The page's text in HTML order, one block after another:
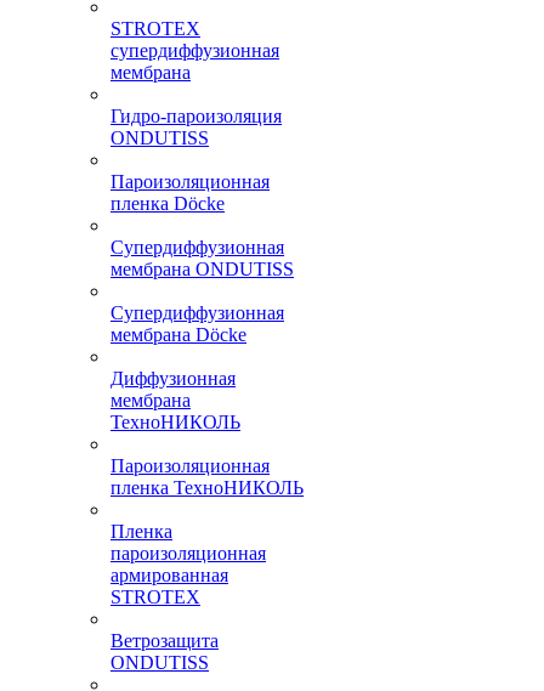
STROTEX
супердиффузионная
мембрана
Гидро-пароизоляция
ONDUTISS
Пароизоляционная
пленка Döcke
Супердиффузионная
мембрана ONDUTISS
Супердиффузионная
мембрана Döcke
Диффузионная
мембрана
ТехноНИКОЛЬ
Пароизоляционная
пленка ТехноНИКОЛЬ
Пленка
пароизоляционная
армированная
STROTEX
Ветрозащита
ONDUTISS